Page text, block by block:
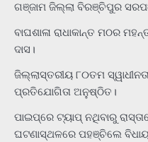
ଗଞ୍ଜାମ ଜିଲ୍ଲା ବିରଞ୍ଚିପୁର
ବାଘଶାଳା ରାଧାକାନ୍ତ ମଠର
ଦାସ।
ଜିଲ୍ଲାସ୍ତରୀୟ ୮୦ତମ
ପ୍ରତିଯୋଗିତା ଅନୁଷ୍ଠିତ।
ପାଇପ୍‌ରେ ଟ୍ୟାପ୍‌ ନଥିବାରୁ
ଘଟଣାସ୍ଥଳରେ ପହଞ୍ଚିଲେ